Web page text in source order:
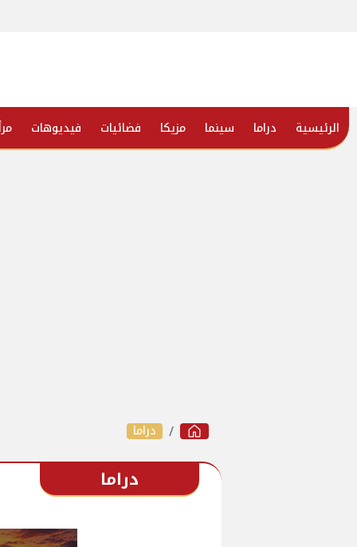
الرئيسية دراما سينما مزيكا فضائيات فيديوهات
دراما
دراما